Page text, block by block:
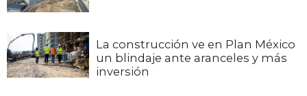
La construcción ve en Plan México
un blindaje ante aranceles y más
inversión